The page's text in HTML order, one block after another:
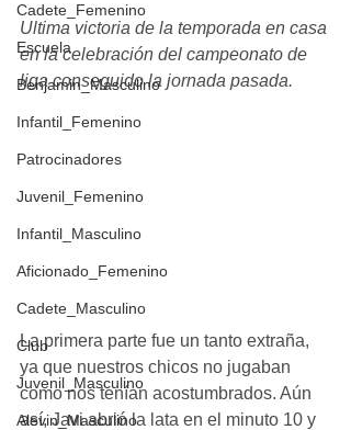
Cadete_Femenino
Escuela
Benjamin_Masculino
Infantil_Femenino
Patrocinadores
Juvenil_Femenino
Infantil_Masculino
Aficionado_Femenino
Cadete_Masculino
Club
Juvenil_Masculino
Alevin_Masculino
Ultima victoria de la temporada en casa
en la celebración del campeonato de
liga conseguido la jornada pasada.
La primera parte fue un tanto extraña,
ya que nuestros chicos no jugaban
como nos tenían acostumbrados. Aún
así, Javi abrió la lata en el minuto 10 y